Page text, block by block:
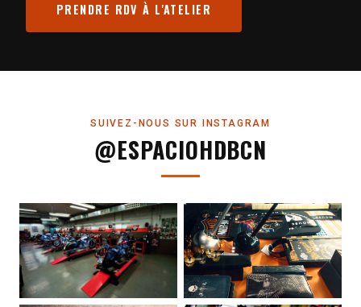
PRENDRE RDV À L'ATELIER
SUIVEZ-NOUS SUR INSTAGRAM
@ESPACIOHDBCN